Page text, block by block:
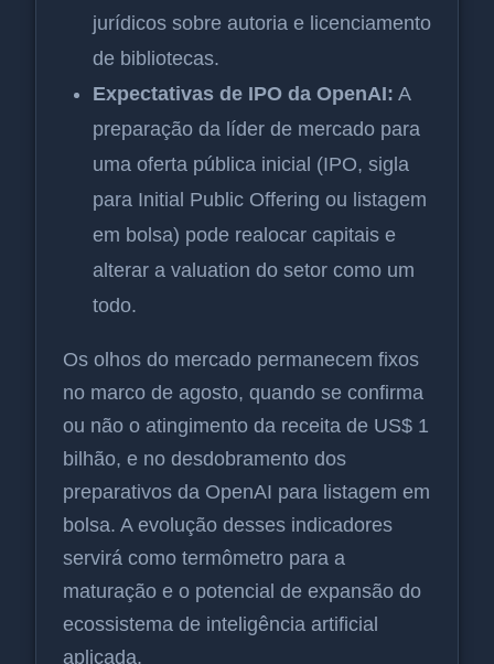
jurídicos sobre autoria e licenciamento
de bibliotecas.
Expectativas de IPO da OpenAI: A
preparação da líder de mercado para
uma oferta pública inicial (IPO, sigla
para Initial Public Offering ou listagem
em bolsa) pode realocar capitais e
alterar a valuation do setor como um
todo.
Os olhos do mercado permanecem fixos
no marco de agosto, quando se confirma
ou não o atingimento da receita de US$ 1
bilhão, e no desdobramento dos
preparativos da OpenAI para listagem em
bolsa. A evolução desses indicadores
servirá como termômetro para a
maturação e o potencial de expansão do
ecossistema de inteligência artificial
aplicada.